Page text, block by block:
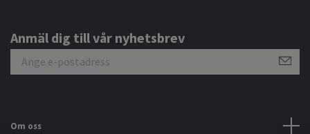
Anmäl dig till vår nyhetsbrev
Om oss